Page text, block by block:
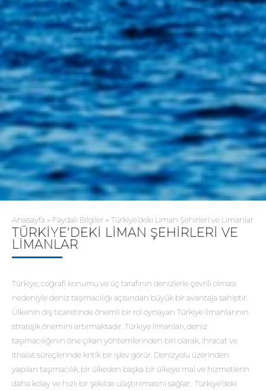
Anasayfa » Faydalı Bilgiler » Türkiye’deki Liman Şehirleri ve Limanlar
TÜRKIYE’DEKI LIMAN ŞEHIRLERI VE
LIMANLAR
Türkiye, coğrafi konumu ve üç tarafının denizlerle çevrili olması
nedeniyle deniz taşımacılığı açısından büyük bir avantaja sahiptir.
Ülkenin dış ticaretinde önemli bir rol oynayan Türkiye limanlarının
stratejik önemini artırmaktadır. Türkiye limanları, deniz
taşımacılığının öne çıkan yöntemlerinden biri olarak, ihracat ve
ithalat süreçlerinde kritik bir işlev görür. Denizyolu üzerinden
yapılan taşımacılık, bir ülkeden başka bir ülkeye mal ve hizmetlerin
daha kolay ve hızlı bir şekilde ulaştırılmasını sağlar. Türkiye’deki